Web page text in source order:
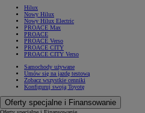
Hilux
Nowy Hilux
Nowy Hilux Electric
PROACE Max
PROACE
PROACE Verso
PROACE CITY
PROACE CITY Verso
Samochody używane
Umów się na jazdę testową
Zobacz wszystkie cenniki
Konfiguruj swoją Toyotę
Oferty specjalne i Finansowanie